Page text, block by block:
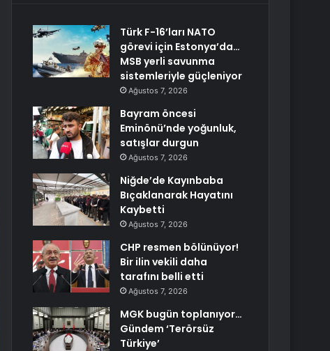
Türk F-16’ları NATO
görevi için Estonya’da…
MSB yerli savunma
sistemleriyle güçleniyor
Ağustos 7, 2026
Bayram öncesi
Eminönü’nde yoğunluk,
satışlar durgun
Ağustos 7, 2026
Niğde’de Kayınbaba
Bıçaklanarak Hayatını
Kaybetti
Ağustos 7, 2026
CHP resmen bölünüyor!
Bir ilin vekili daha
tarafını belli etti
Ağustos 7, 2026
MGK bugün toplanıyor…
Gündem ‘Terörsüz
Türkiye’